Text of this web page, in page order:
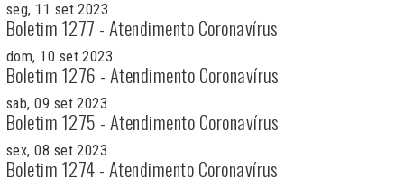
seg, 11 set 2023
Boletim 1277 - Atendimento Coronavírus
dom, 10 set 2023
Boletim 1276 - Atendimento Coronavírus
sab, 09 set 2023
Boletim 1275 - Atendimento Coronavírus
sex, 08 set 2023
Boletim 1274 - Atendimento Coronavírus